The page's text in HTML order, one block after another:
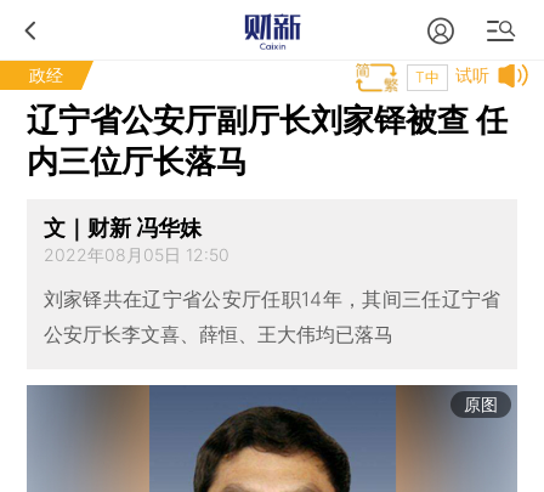
政经 试听
T中
辽宁省公安厅副厅长刘家铎被查 任
内三位厅长落马
文｜财新 冯华妹
2022年08月05日 12:50
刘家铎共在辽宁省公安厅任职14年，其间三任辽宁省
公安厅长李文喜、薛恒、王大伟均已落马
原图